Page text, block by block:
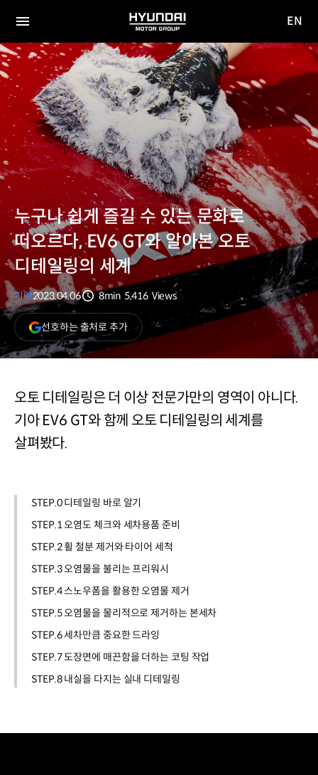
전체
메뉴
HYUNDAI
MOTOR
GROUP
사이
이동
EN
누구나 쉽게 즐길 수 있는 문화로
떠오르다, EV6 GT와 알아본 오토
디테일링의 세계
기아2023.04.06
8min 5,416 Views
선호하는 출처로 추가(새
창
열림)
오토 디테일링은 더 이상 전문가만의 영역이 아니다.
기아 EV6 GT와 함께 오토 디테일링의 세계를
살펴봤다.
STEP.0 디테일링 바로 알기
STEP.1 오염도 체크와 세차용품 준비
STEP.2 휠 철분 제거와 타이어 세척
STEP.3 오염물을 불리는 프리워시
STEP.4 스노우폼을 활용한 오염물 제거
STEP.5 오염물을 물리적으로 제거하는 본세차
STEP.6 세차만큼 중요한 드라잉
STEP.7 도장면에 매끈함을 더하는 코팅 작업
STEP.8 내실을 다지는 실내 디테일링